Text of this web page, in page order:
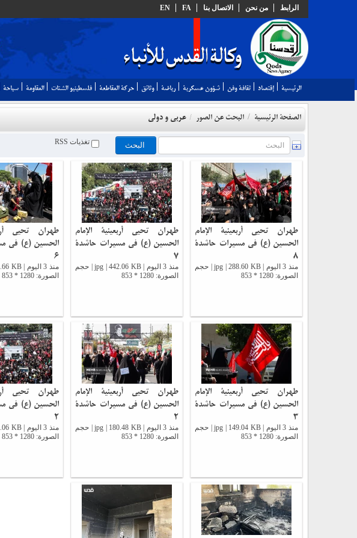
الرابط من نحن الاتصال بنا FA
EN
الرئيسية إقتصاد ثقافة وفن شؤون عسكرية رياضة وثائق حركة المقاطعة فلسطينيو الشتات المقاومة سياحة
الصفحة الرئيسية / البحث عن الصور / عربي و دولي
تغذيات RSS
طهران تحيي أربعينية الإمام
الحسين (ع) في مسيرات حاشدة
8
منذ 3 اليوم | jpg | 288.60 KB | حجم
الصورة: 1280 * 853
طهران تحيي أربعينية الإمام
الحسين (ع) في مسيرات حاشدة
7
منذ 3 اليوم | jpg | 442.06 KB | حجم
الصورة: 1280 * 853
طهران تحيي
الحسين (ع) في
6
الصورة: 1280 * 853
طهران تحيي أربعينية الإمام
الحسين (ع) في مسيرات حاشدة
3
منذ 3 اليوم | jpg | 149.04 KB | حجم
الصورة: 1280 * 853
طهران تحيي أربعينية الإمام
الحسين (ع) في مسيرات حاشدة
2
منذ 3 اليوم | jpg | 180.48 KB | حجم
الصورة: 1280 * 853
طهران تحيي
الحسين (ع) في
2
الصورة: 1280 * 853